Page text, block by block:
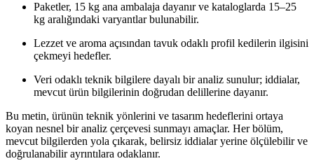
Paketler, 15 kg ana ambalaja dayanır ve kataloglarda 15–25
kg aralığındaki varyantlar bulunabilir.
Lezzet ve aroma açısından tavuk odaklı profil kedilerin ilgisini
çekmeyi hedefler.
Veri odaklı teknik bilgilere dayalı bir analiz sunulur; iddialar,
mevcut ürün bilgilerinin doğrudan delillerine dayanır.
Bu metin, ürünün teknik yönlerini ve tasarım hedeflerini ortaya
koyan nesnel bir analiz çerçevesi sunmayı amaçlar. Her bölüm,
mevcut bilgilerden yola çıkarak, belirsiz iddialar yerine ölçülebilir ve
doğrulanabilir ayrıntılara odaklanır.